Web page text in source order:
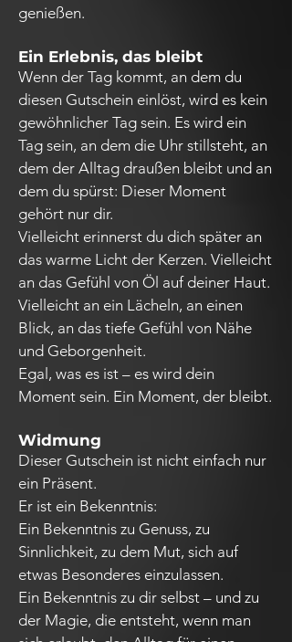
genießen.
Ein Erlebnis, das bleibt
Wenn der Tag kommt, an dem du
diesen Gutschein einlöst, wird es kein
gewöhnlicher Tag sein. Es wird ein
Tag sein, an dem die Uhr stillsteht, an
dem der Alltag draußen bleibt und an
dem du spürst: Dieser Moment
gehört nur dir.
Vielleicht erinnerst du dich später an
das warme Licht der Kerzen. Vielleicht
an das Gefühl von Öl auf deiner Haut.
Vielleicht an ein Lächeln, an einen
Blick, an das tiefe Gefühl von Nähe
und Geborgenheit.
Egal, was es ist – es wird dein
Moment sein. Ein Moment, der bleibt.
Widmung
Dieser Gutschein ist nicht einfach nur
ein Präsent.
Er ist ein Bekenntnis:
Ein Bekenntnis zu Genuss, zu
Sinnlichkeit, zu dem Mut, sich auf
etwas Besonderes einzulassen.
Ein Bekenntnis zu dir selbst – und zu
der Magie, die entsteht, wenn man